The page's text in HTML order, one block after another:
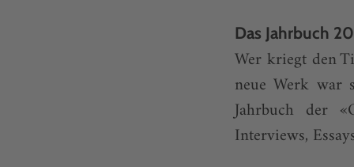
Das Jahrbuch
Wer kriegt den
neue Werk war
Jahrbuch der
Interviews,